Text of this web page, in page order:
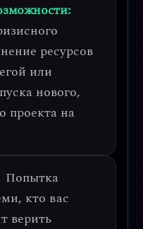
ресурсов
или
нового,
проекта на
Попытка
кто вас
верить